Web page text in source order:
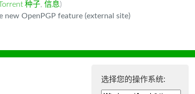
种子, 信息)
new OpenPGP feature (external site)
选择您的操作系统: